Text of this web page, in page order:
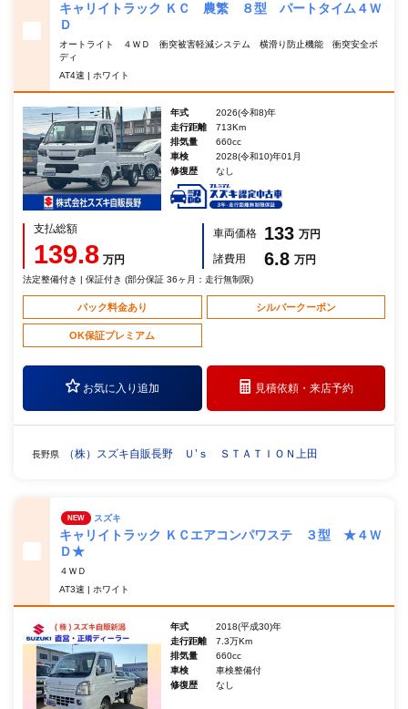
キャリイトラック ＫＣ 農繁 ８型 パートタイム４Ｗ
Ｄ
オートライト ４ＷＤ 衝突被害軽減システム 横滑り防止機能 衝突安全ボ
ディ
AT4速 | ホワイト
年式
2026(令和8)年
走行距離
713Km
排気量
660cc
車検
2028(令和10)年01月
修復歴
なし
支払総額
139.8 万円
車両価格 133 万円
諸費用
6.8 万円
法定整備付き | 保証付き (部分保証 36ヶ月：走行無制限)
パック料金あり シルバークーポン
OK保証プレミアム
お気に入り追加 見積依頼・来店予約
長野県 （株）スズキ自販長野 Ｕ’ｓ ＳＴＡＴＩＯＮ上田
NEW スズキ
キャリイトラック ＫＣエアコンパワステ ３型 ★４Ｗ
Ｄ★
４ＷＤ
AT3速 | ホワイト
年式
2018(平成30)年
走行距離
7.3万Km
排気量
660cc
車検
車検整備付
修復歴
なし